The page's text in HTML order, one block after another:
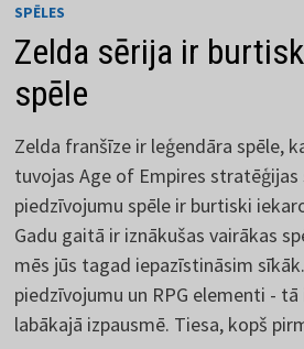
SPĒLES
Zelda sērija ir
spēle
Zelda franšīze ir leģendāra spēle,
tuvojas Age of Empires stratēģijas
piedzīvojumu spēle ir burtiski
Gadu gaitā ir iznākušas vairākas
mēs jūs tagad iepazīstināsim
piedzīvojumu un RPG elementi - tā
labākajā izpausmē. Tiesa, kopš